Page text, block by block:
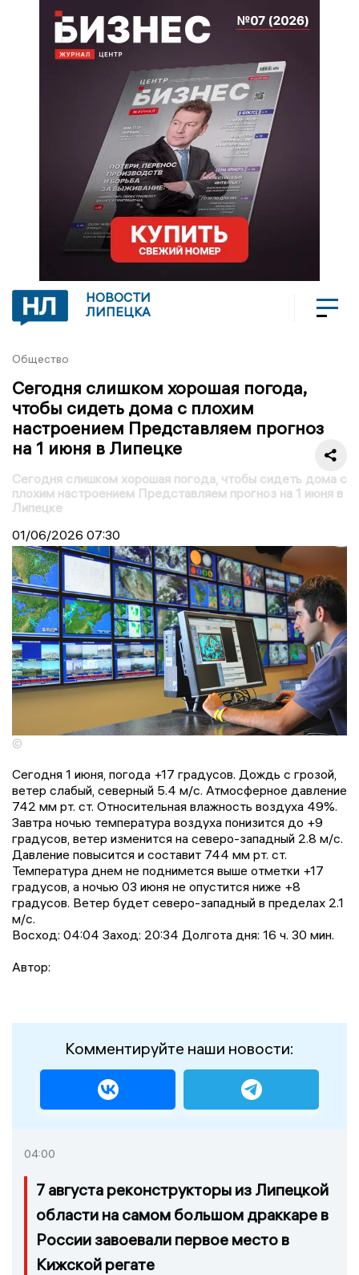
НОВОСТИ
ЛИПЕЦКА
Общество
Сегодня слишком хорошая погода,
чтобы сидеть дома с плохим
настроением Представляем прогноз
на 1 июня в Липецке
Сегодня слишком хорошая погода, чтобы сидеть дома с
плохим настроением Представляем прогноз на 1 июня в
Липецке
01/06/2026 07:30
©
Сегодня 1 июня, погода +17 градусов. Дождь с грозой,
ветер слабый, северный 5.4 м/с. Атмосферное давление
742 мм рт. ст. Относительная влажность воздуха 49%.
Завтра ночью температура воздуха понизится до +9
градусов, ветер изменится на северо-западный 2.8 м/с.
Давление повысится и составит 744 мм рт. ст.
Температура днем не поднимется выше отметки +17
градусов, a ночью 03 июня не опустится ниже +8
градусов. Ветер будет северо-западный в пределах 2.1
м/с.
Восход: 04:04 Заход: 20:34 Долгота дня: 16 ч. 30 мин.
Автор:
Комментируйте наши новости:
04:00
7 августа реконструкторы из Липецкой
области на самом большом драккаре в
России завоевали первое место в
Кижской регате